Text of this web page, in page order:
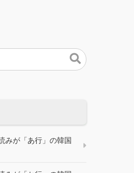
みが「あ行」の韓国